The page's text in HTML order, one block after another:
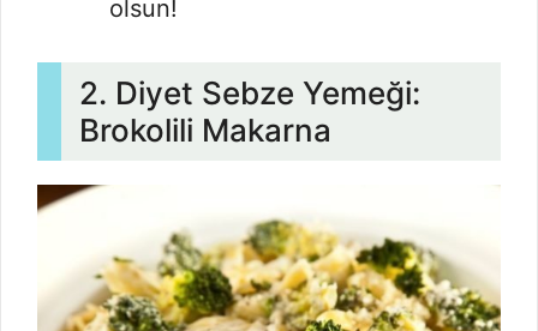
olsun!
2. Diyet Sebze Yemeği:
Brokolili Makarna